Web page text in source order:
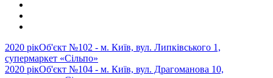
2020 рікОб'єкт №102 - м. Київ, вул. Липківського 1,
супермаркет «Сільпо»
2020 рікОб'єкт №104 - м. Київ, вул. Драгоманова 10,